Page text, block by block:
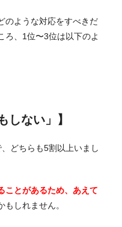
のような対応をすべきだ
ろ、1位〜3位は以下のよ
しない」】
どちらも5割以上いまし
ことがあるため、あえて
もしれません。